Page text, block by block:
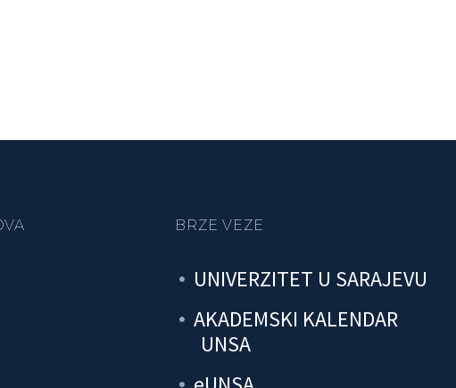
BRZE VEZE
UNIVERZITET U SARAJEVU
AKADEMSKI KALENDAR
UNSA